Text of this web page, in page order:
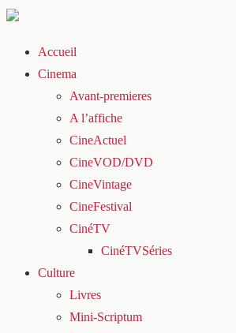
Accueil
Cinema
Avant-premieres
A l’affiche
CineActuel
CineVOD/DVD
CineVintage
CineFestival
CinéTV
CinéTVSéries
Culture
Livres
Mini-Scriptum